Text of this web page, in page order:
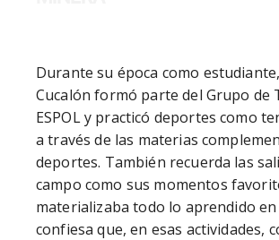
Durante su época como
Cucalón formó parte del Grupo de
ESPOL y practicó deportes como
a través de las materias
deportes. También recuerda las
campo como sus momentos
materializaba todo lo aprendido en
confiesa que, en esas actividades,